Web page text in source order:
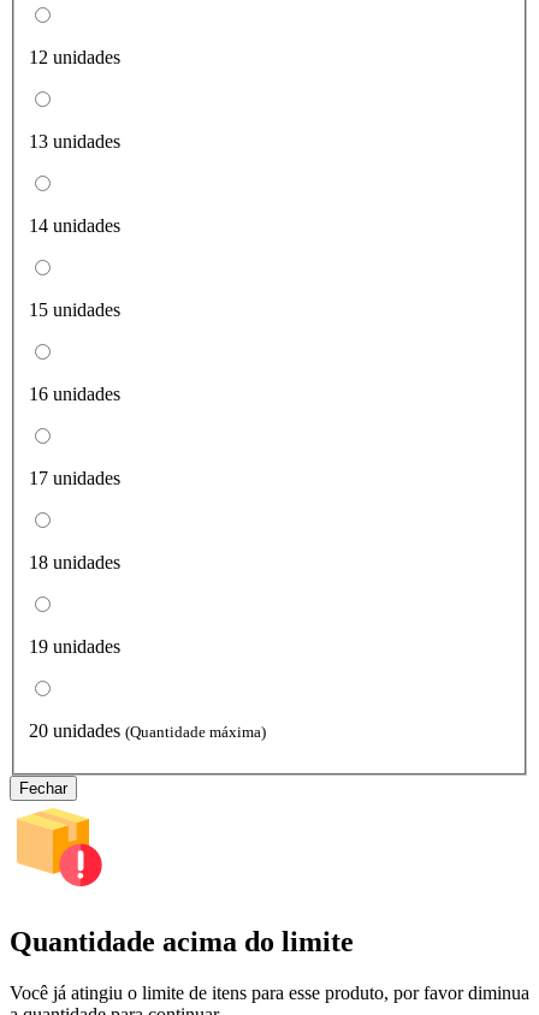
12 unidades
13 unidades
14 unidades
15 unidades
16 unidades
17 unidades
18 unidades
19 unidades
20 unidades (Quantidade máxima)
Fechar
Quantidade acima do limite
Você já atingiu o limite de itens para esse produto, por favor diminua